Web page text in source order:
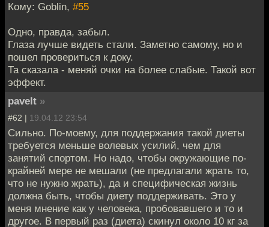
Кому: Goblin, #55
Одно, правда, забыл.
Глаза лучше видеть стали. Заметно самому, но и
пошел провериться к доку.
Та сказала - меняй очки на более слабые. Такой вот
эффект.
pavelt »
#62 | 19.04.12 23:54
Сильно. По-моему, для поддержания такой диеты
требуется меньше волевых усилий, чем для
занятий спортом. Но надо, чтобы окружающие по-
крайней мере не мешали (не предлагали жрать то,
что не нужно жрать), да и специфическая жизнь
должна быть, чтобы диету поддерживать. Это у
меня мнение как у человека, пробовавшего и то и
другое. В первый раз (диета) скинул около 10 кг за